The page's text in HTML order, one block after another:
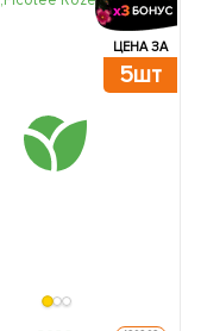
ЦЕНА ЗА
5шт